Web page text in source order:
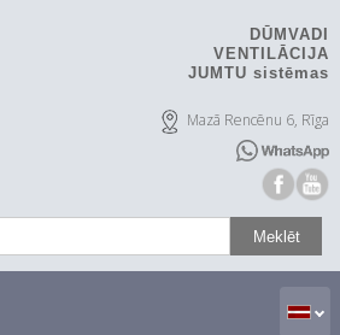
DŪMVADI
VENTILĀCIJA
JUMTU sistēmas
Mazā Rencēnu 6, Rīga